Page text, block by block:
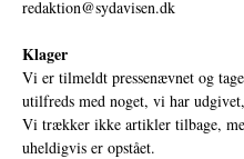
redaktion@sydavisen.dk
Klager
Vi er tilmeldt pressenævnet og
utilfreds med noget, vi har
Vi trækker ikke artikler tilbage,
uheldigvis er opstået.